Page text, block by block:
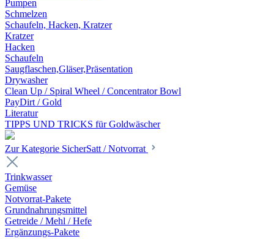
Pumpen
Schmelzen
Schaufeln, Hacken, Kratzer
Kratzer
Hacken
Schaufeln
Saugflaschen,Gläser,Präsentation
Drywasher
Clean Up / Spiral Wheel / Concentrator Bowl
PayDirt / Gold
Literatur
TIPPS UND TRICKS für Goldwäscher
Zur Kategorie SicherSatt / Notvorrat
Trinkwasser
Gemüse
Notvorrat-Pakete
Grundnahrungsmittel
Getreide / Mehl / Hefe
Ergänzungs-Pakete